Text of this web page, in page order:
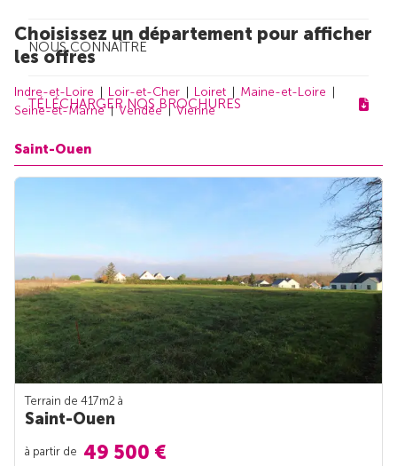
NOUS CONNAÎTRE
TÉLÉCHARGER NOS BROCHURES
Choisissez un département pour afficher
les offres
Indre-et-Loire Loir-et-Cher Loiret
Maine-et-Loire
Seine-et-Marne
Vendée Vienne
Saint-Ouen
Terrain de 417m2 à
Saint-Ouen
à partir de 49 500 €